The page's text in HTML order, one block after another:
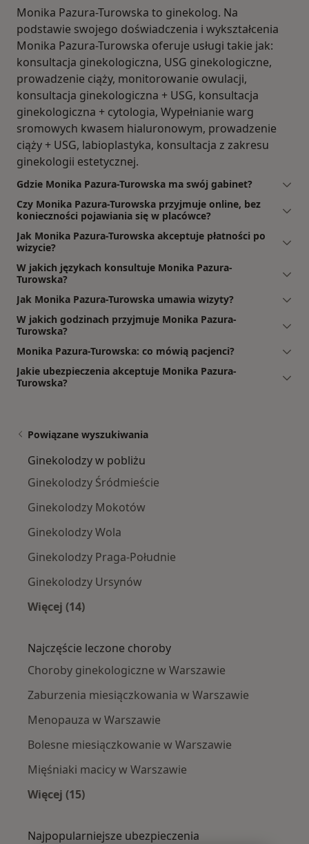
Monika Pazura-Turowska to ginekolog. Na
podstawie swojego doświadczenia i wykształcenia
Monika Pazura-Turowska oferuje usługi takie jak:
konsultacja ginekologiczna, USG ginekologiczne,
prowadzenie ciąży, monitorowanie owulacji,
konsultacja ginekologiczna + USG, konsultacja
ginekologiczna + cytologia, Wypełnianie warg
sromowych kwasem hialuronowym, prowadzenie
ciąży + USG, labioplastyka, konsultacja z zakresu
ginekologii estetycznej.
Gdzie Monika Pazura-Turowska ma swój gabinet?
Czy Monika Pazura-Turowska przyjmuje online, bez
konieczności pojawiania się w placówce?
Jak Monika Pazura-Turowska akceptuje płatności po
wizycie?
W jakich językach konsultuje Monika Pazura-
Turowska?
Jak Monika Pazura-Turowska umawia wizyty?
W jakich godzinach przyjmuje Monika Pazura-
Turowska?
Monika Pazura-Turowska: co mówią pacjenci?
Jakie ubezpieczenia akceptuje Monika Pazura-
Turowska?
Powiązane wyszukiwania
Ginekolodzy w pobliżu
Ginekolodzy Śródmieście
Ginekolodzy Mokotów
Ginekolodzy Wola
Ginekolodzy Praga-Południe
Ginekolodzy Ursynów
Więcej (14)
Najczęście leczone choroby
Choroby ginekologiczne w Warszawie
Zaburzenia miesiączkowania w Warszawie
Menopauza w Warszawie
Bolesne miesiączkowanie w Warszawie
Mięśniaki macicy w Warszawie
Więcej (15)
Najpopularniejsze ubezpieczenia